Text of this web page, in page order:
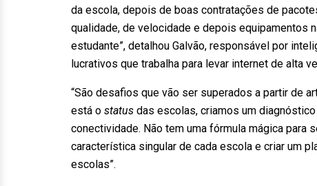
da escola, depois de boas contratações de
qualidade, de velocidade e depois equipamentos
estudante”, detalhou Galvão, responsável por
lucrativos que trabalha para levar internet de alta
“São desafios que vão ser superados a partir de
está o status das escolas, criamos um
conectividade. Não tem uma fórmula mágica para
característica singular de cada escola e criar um
escolas”.